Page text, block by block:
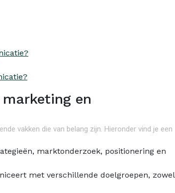
en
vakken die van belang zijn. Hieronder vind je een
marktonderzoek, positionering en
met verschillende doelgroepen, zowel